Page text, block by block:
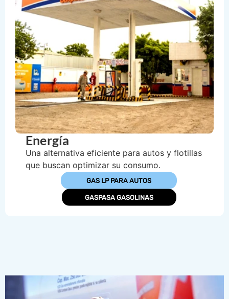
Energía
Una alternativa eficiente para autos y flotillas
que buscan optimizar su consumo.
GAS LP PARA AUTOS
GASPASA GASOLINAS